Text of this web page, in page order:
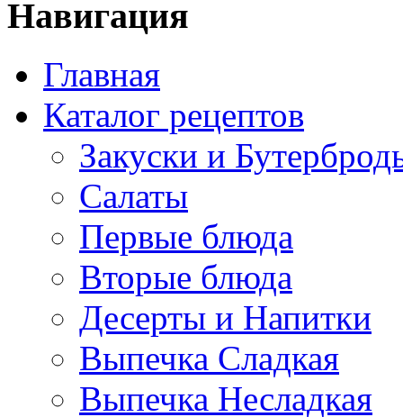
Навигация
Главная
Каталог рецептов
Закуски и
Салаты
Первые блюда
Вторые блюда
Десерты и Напитки
Выпечка Сладкая
Выпечка Несладкая